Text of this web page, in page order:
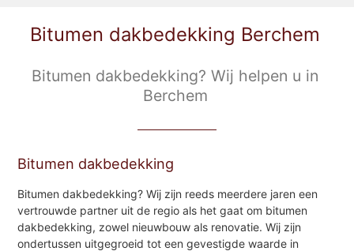
Bitumen dakbedekking Berchem
Bitumen dakbedekking? Wij helpen u in
Berchem
Bitumen dakbedekking
Bitumen dakbedekking? Wij zijn reeds meerdere jaren een
vertrouwde partner uit de regio als het gaat om bitumen
dakbedekking, zowel nieuwbouw als renovatie. Wij zijn
ondertussen uitgegroeid tot een gevestigde waarde in